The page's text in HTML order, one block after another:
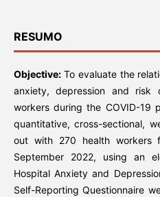
RESUMO
Objective: To evaluate the
anxiety, depression and risk
workers during the COVID-19
quantitative, cross-sectional,
out with 270 health workers
September 2022, using an
Hospital Anxiety and
Self-Reporting Questionnaire